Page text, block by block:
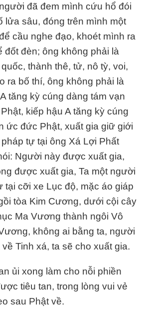
đã đem mình cứu hổ đói
lửa sâu, đóng trên mình một
cầu nghe đạo, khoét mình ra
đốt đèn; ông không phải là
thành thê, tử, nô tỳ, voi,
ra bố thí, ông không phải là
tăng kỳ cúng dàng tám vạn
kiếp hậu A tăng kỳ cúng
ức đức Phật, xuất gia giữ giới
tự tại ông Xá Lợi Phất
Người này được xuất gia,
được xuất gia, Ta một người
tại cỡi xe Lục độ, mặc áo giáp
tòa Kim Cương, dưới cội cây
Ma Vương thành ngôi Vô
không ai bằng ta, người
Tinh xá, ta sẽ cho xuất gia.
ủi xong làm cho nỗi phiền
tiêu tan, trong lòng vui vẻ
sau Phật về.